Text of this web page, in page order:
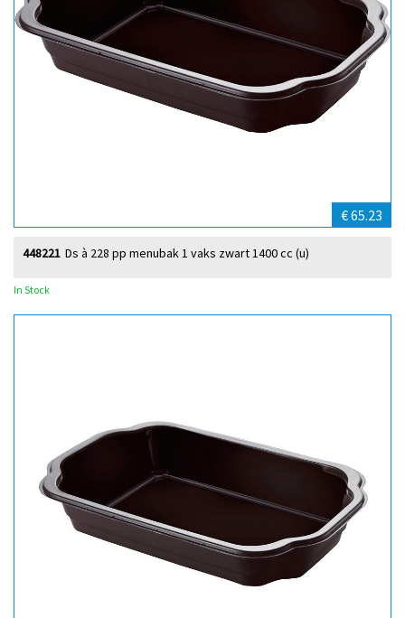
€ 65.23
Ds à 228 pp menubak 1 vaks zwart 1400 cc (u)
448221
In Stock